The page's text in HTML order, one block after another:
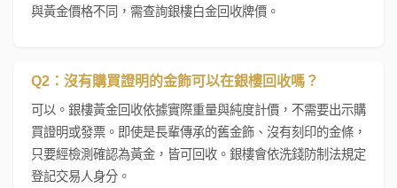
與黃金價格不同，需查詢銀樓白金回收牌價。
Q2：沒有購買證明的金飾可以在銀樓回收嗎？
可以。銀樓黃金回收依據實際重量與純度計價，不需要出示購
買證明或發票。即使是長輩傳承的舊金飾、沒有刻印的金條，
只要經檢測確認為黃金，皆可回收。銀樓會依洗錢防制法規定
登記交易人身分。